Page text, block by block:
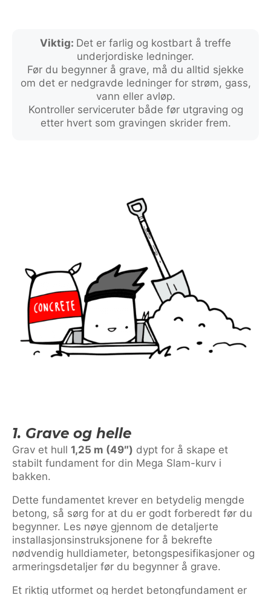
Viktig: Det er farlig og kostbart å treffe
underjordiske ledninger.
Før du begynner å grave, må du alltid sjekke
om det er nedgravde ledninger for strøm, gass,
vann eller avløp.
Kontroller serviceruter både før utgraving og
etter hvert som gravingen skrider frem.
1. Grave og helle
Grav et hull 1,25 m (49″) dypt for å skape et
stabilt fundament for din Mega Slam-kurv i
bakken.
Dette fundamentet krever en betydelig mengde
betong, så sørg for at du er godt forberedt før du
begynner. Les nøye gjennom de detaljerte
installasjonsinstruksjonene for å bekrefte
nødvendig hulldiameter, betongspesifikasjoner og
armeringsdetaljer før du begynner å grave.
Et riktig utformet og herdet betongfundament er